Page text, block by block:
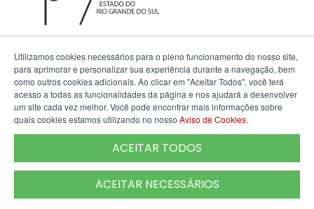
Termos de Uso
Utilizamos cookies necessários para o pleno funcionamento do nosso site,
para aprimorar e personalizar sua experiência durante a navegação, bem
como outros cookies adicionais. Ao clicar em "Aceitar Todos", você terá
acesso a todas as funcionalidades da página e nos ajudará a desenvolver
um site cada vez melhor. Você pode encontrar mais informações sobre
quais cookies estamos utilizando no nosso Aviso de Cookies.
ACEITAR TODOS
ACEITAR NECESSÁRIOS